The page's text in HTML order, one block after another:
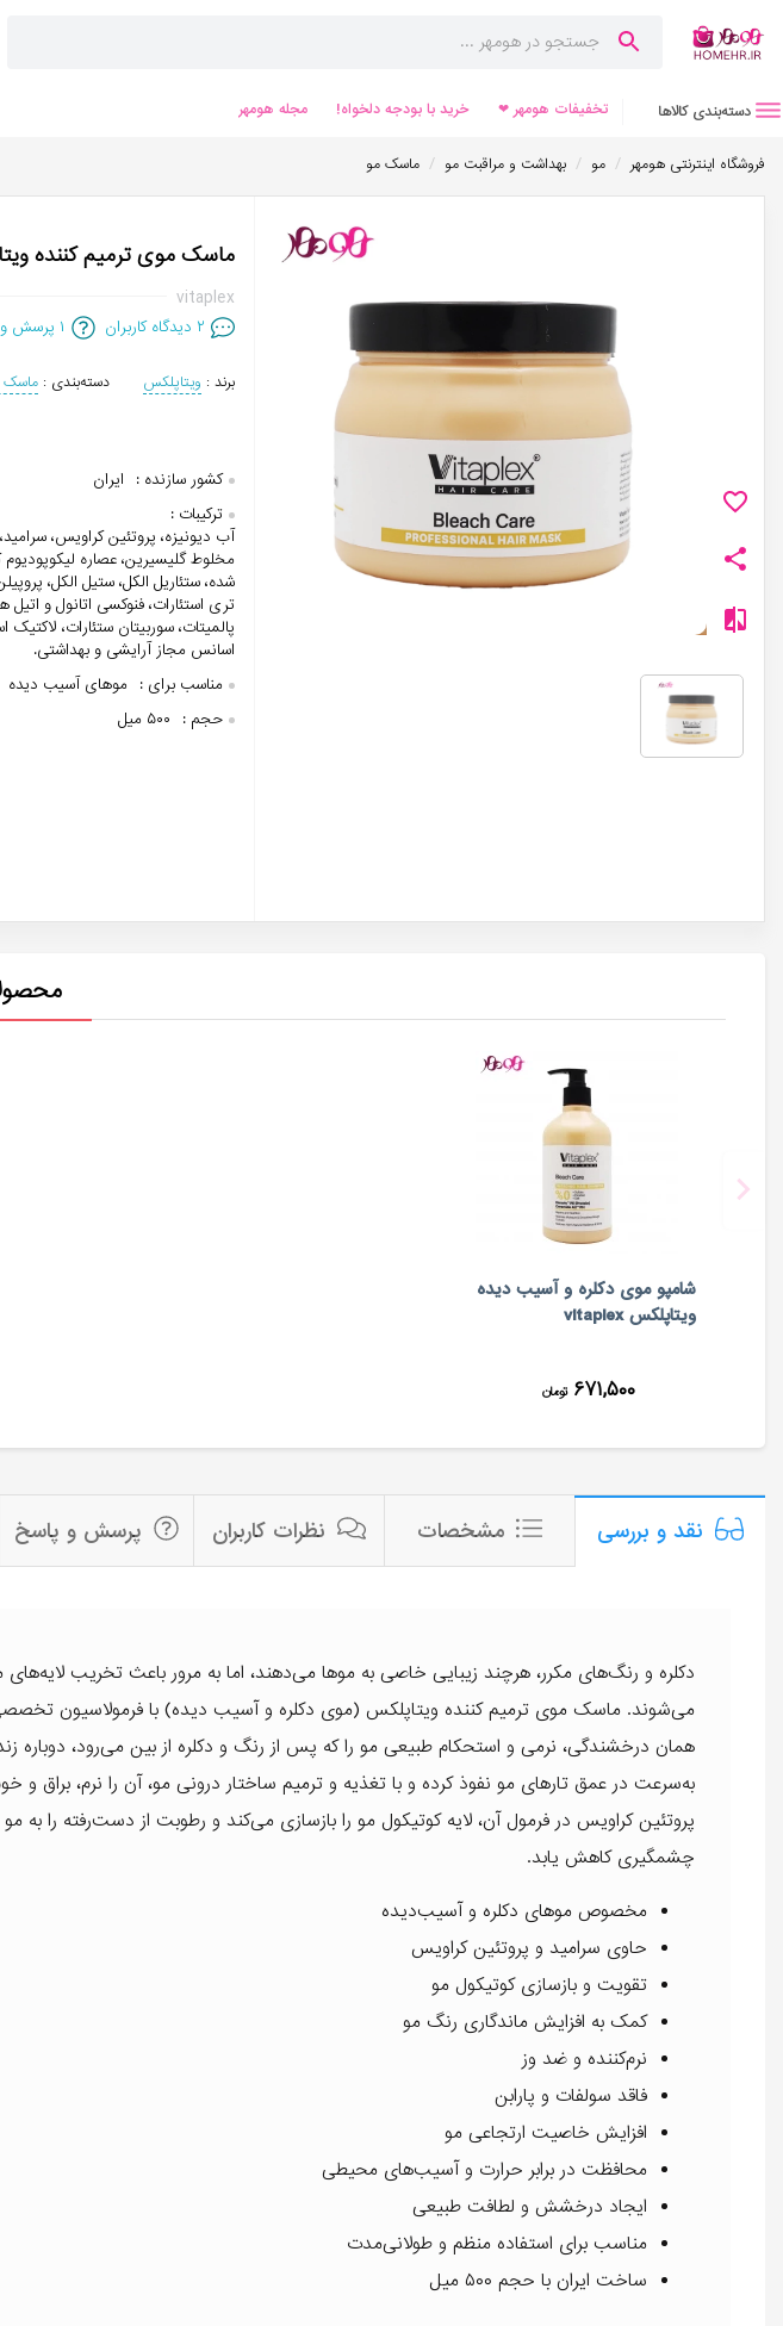
دسته‌بندی کالاها تخفیفات هومهر ❤ خرید با بودجه دلخواه! مجله هومهر
فروشگاه اینترنتی هومهر / مو / بهداشت و مراقبت مو / ماسک مو
ماسک موی ترمیم کننده
vitaplex
۲ دیدگاه کاربران ۱ پرسش و
برند : ویتاپلکس دسته‌بندی : ماسک
کشور سازنده :
ایران
ترکیبات :
مخلوط گلیسیرین، عصاره لیکوپودیوم
شده، ستئاریل الکل، ستیل الکل،
پالمیتات، سوربیتان ستئارات، لاکتیک
اسانس مجاز آرایشی و بهداشتی.
مناسب برای :
موهای آسیب دیده
حجم :
۵۰۰ میل
شامپو موی دکلره و آسیب دیده
ویتاپلکس vitaplex
۶۷۱,۵۰۰ تومان
نقد و بررسی مشخصات نظرات کاربران پرسش و پاسخ
دکلره و رنگ‌های مکرر، هرچند زیبایی خاصی به موها می‌دهند، اما به مرور باعث تخریب
می‌شوند. ماسک موی ترمیم کننده ویتاپلکس (موی دکلره و آسیب دیده) با فرمولاسیون
همان درخشندگی، نرمی و استحکام طبیعی مو را که پس از رنگ و دکلره از بین می‌رود، دوباره
به‌سرعت در عمق تارهای مو نفوذ کرده و با تغذیه و ترمیم ساختار درونی مو، آن را نرم، براق
پروتئین کراویس در فرمول آن، لایه کوتیکول مو را بازسازی می‌کند و رطوبت از دست‌رفته را به
چشمگیری کاهش یابد.
مخصوص موهای دکلره و آسیب‌دیده
حاوی سرامید و پروتئین کراویس
تقویت و بازسازی کوتیکول مو
کمک به افزایش ماندگاری رنگ مو
نرم‌کننده و ضد وز
فاقد سولفات و پارابن
افزایش خاصیت ارتجاعی مو
محافظت در برابر حرارت و آسیب‌های محیطی
ایجاد درخشش و لطافت طبیعی
مناسب برای استفاده منظم و طولانی‌مدت
ساخت ایران با حجم ۵۰۰ میل